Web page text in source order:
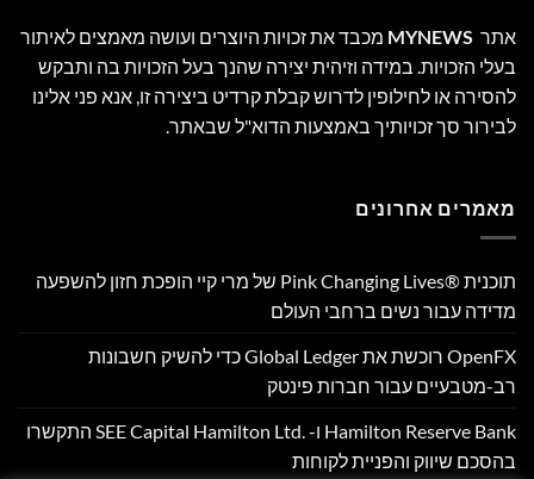
אתר MYNEWS מכבד את זכויות היוצרים ועושה מאמצים לאיתור
בעלי הזכויות. במידה וזיהית יצירה שהנך בעל הזכויות בה ותבקש
להסירה או לחילופין לדרוש קבלת קרדיט ביצירה זו, אנא פני אלינו
לבירור סך זכויותיך באמצעות הדוא"ל שבאתר.
מאמרים אחרונים
תוכנית Pink Changing Lives®‎ של מרי קיי הופכת חזון להשפעה
מדידה עבור נשים ברחבי העולם
OpenFX רוכשת את Global Ledger כדי להשיק חשבונות
רב-מטבעיים עבור חברות פינטק
Hamilton Reserve Bank ו- SEE Capital Hamilton Ltd.‎ התקשרו
בהסכם שיווק והפניית לקוחות